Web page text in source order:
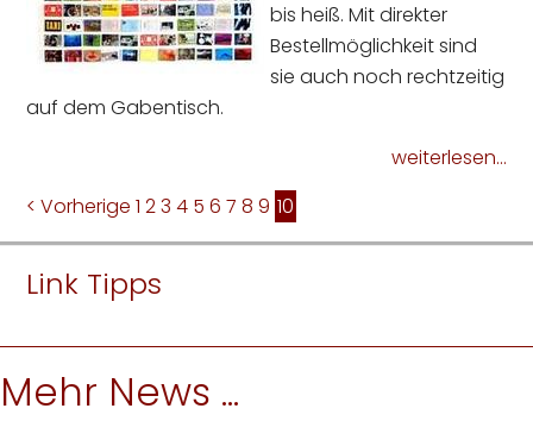
bis heiß. Mit direkter
Bestellmöglichkeit sind
sie auch noch rechtzeitig
auf dem Gabentisch.
weiterlesen...
< Vorherige 1 23 4 5 6 7 8 9 10
Link Tipps
Mehr News ...